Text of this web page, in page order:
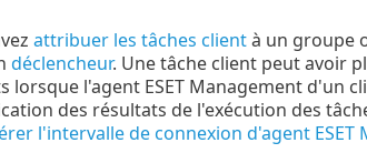
attribuer les tâches clientà un groupe
déclencheur. Une tâche client peut avoir
lorsque l'agent ESET Management d'un
des résultats de l'exécution des
l'intervalle de connexion d'agent ESET